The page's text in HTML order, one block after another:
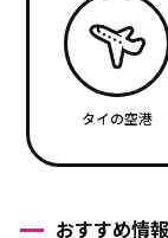
タイの空港
おすすめ情